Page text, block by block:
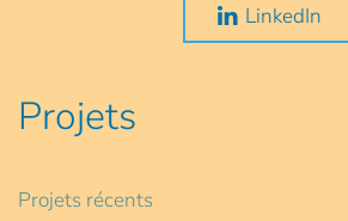
LinkedIn
Projets
Projets récents